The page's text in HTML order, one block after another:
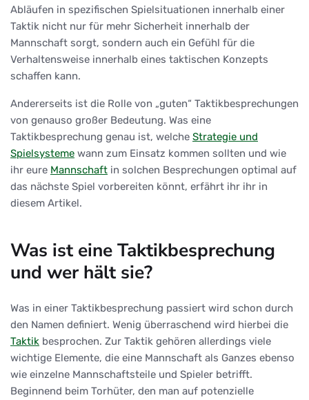
Abläufen in spezifischen Spielsituationen innerhalb einer
Taktik nicht nur für mehr Sicherheit innerhalb der
Mannschaft sorgt, sondern auch ein Gefühl für die
Verhaltensweise innerhalb eines taktischen Konzepts
schaffen kann.
Andererseits ist die Rolle von „guten“ Taktikbesprechungen
von genauso großer Bedeutung. Was eine
Taktikbesprechung genau ist, welche Strategie und
Spielsysteme wann zum Einsatz kommen sollten und wie
ihr eure Mannschaft in solchen Besprechungen optimal auf
das nächste Spiel vorbereiten könnt, erfährt ihr ihr in
diesem Artikel.
Was ist eine Taktikbesprechung
und wer hält sie?
Was in einer Taktikbesprechung passiert wird schon durch
den Namen definiert. Wenig überraschend wird hierbei die
Taktik besprochen. Zur Taktik gehören allerdings viele
wichtige Elemente, die eine Mannschaft als Ganzes ebenso
wie einzelne Mannschaftsteile und Spieler betrifft.
Beginnend beim Torhüter, den man auf potenzielle